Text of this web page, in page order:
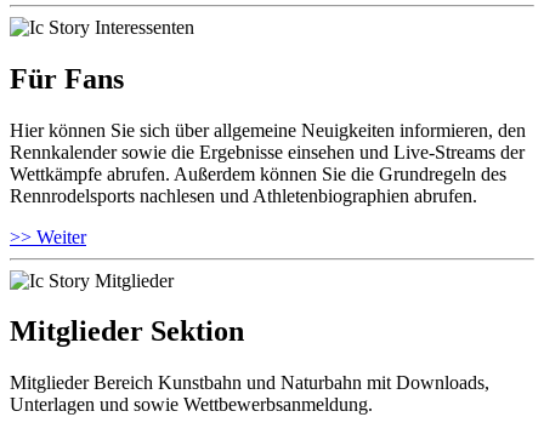
Für Fans
Hier können Sie sich über allgemeine Neuigkeiten informieren, den
Rennkalender sowie die Ergebnisse einsehen und Live-Streams der
Wettkämpfe abrufen. Außerdem können Sie die Grundregeln des
Rennrodelsports nachlesen und Athletenbiographien abrufen.
>> Weiter
Mitglieder Sektion
Mitglieder Bereich Kunstbahn und Naturbahn mit Downloads,
Unterlagen und sowie Wettbewerbsanmeldung.